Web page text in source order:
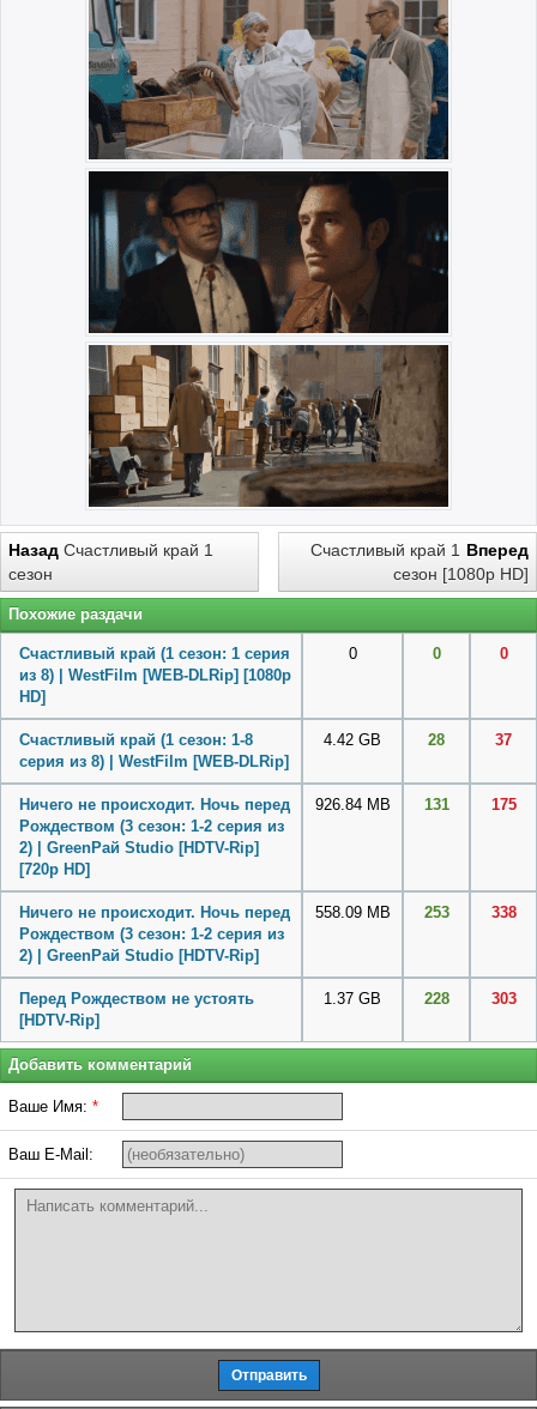
Назад Счастливый край 1
сезон
Вперед
Счастливый край 1
сезон [1080p HD]
Похожие раздачи
Счастливый край (1 сезон: 1 серия
из 8) | WestFilm [WEB-DLRip] [1080p
HD]
0 0 0
Счастливый край (1 сезон: 1-8
серия из 8) | WestFilm [WEB-DLRip]
4.42 GB 28 37
Ничего не происходит. Ночь перед
Рождеством (3 сезон: 1-2 серия из
2) | GreenРай Studio [HDTV-Rip]
[720p HD]
926.84 MB 131 175
Ничего не происходит. Ночь перед
Рождеством (3 сезон: 1-2 серия из
2) | GreenРай Studio [HDTV-Rip]
558.09 MB 253 338
Перед Рождеством не устоять
[HDTV-Rip]
1.37 GB 228 303
Добавить комментарий
Ваше Имя: *
Ваш E-Mail: